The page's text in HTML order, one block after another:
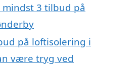
3 tilbud på
på loftisolering i
være tryg ved